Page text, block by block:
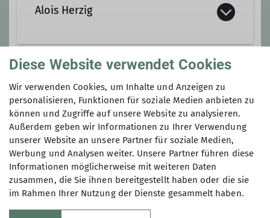
Alois Herzig
Südostbayernbike
SOBB Sektion Teisendorf
Diese Website verwendet Cookies
Wir verwenden Cookies, um Inhalte und Anzeigen zu
personalisieren, Funktionen für soziale Medien anbieten zu
können und Zugriffe auf unsere Website zu analysieren.
Außerdem geben wir Informationen zu Ihrer Verwendung
unserer Website an unsere Partner für soziale Medien,
Werbung und Analysen weiter. Unsere Partner führen diese
Informationen möglicherweise mit weiteren Daten
zusammen, die Sie ihnen bereitgestellt haben oder die sie
im Rahmen Ihrer Nutzung der Dienste gesammelt haben.